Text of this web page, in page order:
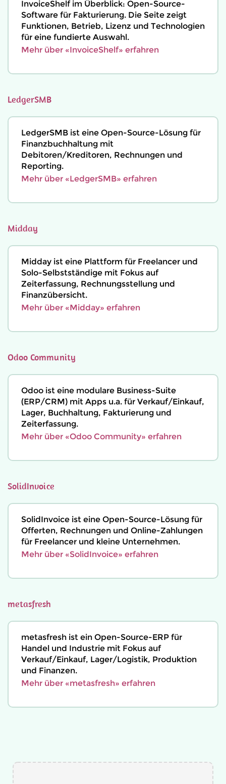
InvoiceShelf im Überblick: Open-Source-
Software für Fakturierung. Die Seite zeigt
Funktionen, Betrieb, Lizenz und Technologien
für eine fundierte Auswahl.
Mehr über «InvoiceShelf» erfahren
LedgerSMB
LedgerSMB ist eine Open-Source-Lösung für
Finanzbuchhaltung mit
Debitoren/Kreditoren, Rechnungen und
Reporting.
Mehr über «LedgerSMB» erfahren
Midday
Midday ist eine Plattform für Freelancer und
Solo-Selbstständige mit Fokus auf
Zeiterfassung, Rechnungsstellung und
Finanzübersicht.
Mehr über «Midday» erfahren
Odoo Community
Odoo ist eine modulare Business-Suite
(ERP/CRM) mit Apps u.a. für Verkauf/Einkauf,
Lager, Buchhaltung, Fakturierung und
Zeiterfassung.
Mehr über «Odoo Community» erfahren
SolidInvoice
SolidInvoice ist eine Open-Source-Lösung für
Offerten, Rechnungen und Online-Zahlungen
für Freelancer und kleine Unternehmen.
Mehr über «SolidInvoice» erfahren
metasfresh
metasfresh ist ein Open-Source-ERP für
Handel und Industrie mit Fokus auf
Verkauf/Einkauf, Lager/Logistik, Produktion
und Finanzen.
Mehr über «metasfresh» erfahren